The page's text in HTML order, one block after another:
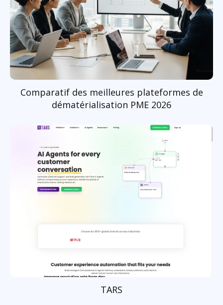
Comparatif des meilleures plateformes de
dématérialisation PME 2026
TARS